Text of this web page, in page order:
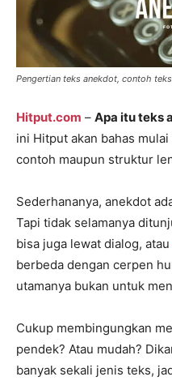
Pengertian teks anekdot, contoh
Hitput.com – Apa itu teks
ini Hitput akan bahas
contoh maupun struktur
Sederhananya, anekdot
Tapi tidak selamanya
bisa juga lewat dialog, atau
berbeda dengan cerpen
utamanya bukan untuk
Cukup membingungkan
pendek? Atau mudah?
banyak sekali jenis teks,